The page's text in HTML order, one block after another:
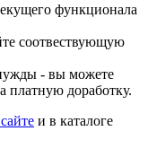
функционала
соотвествующую
- вы можете
платную доработку.
и в каталоге